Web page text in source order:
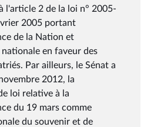
l'article 2 de la loi n° 2005-
2005 portant
de la Nation et
en faveur des
Par ailleurs, le Sénat a
2012, la
loi relative à la
du 19 mars comme
du souvenir et de